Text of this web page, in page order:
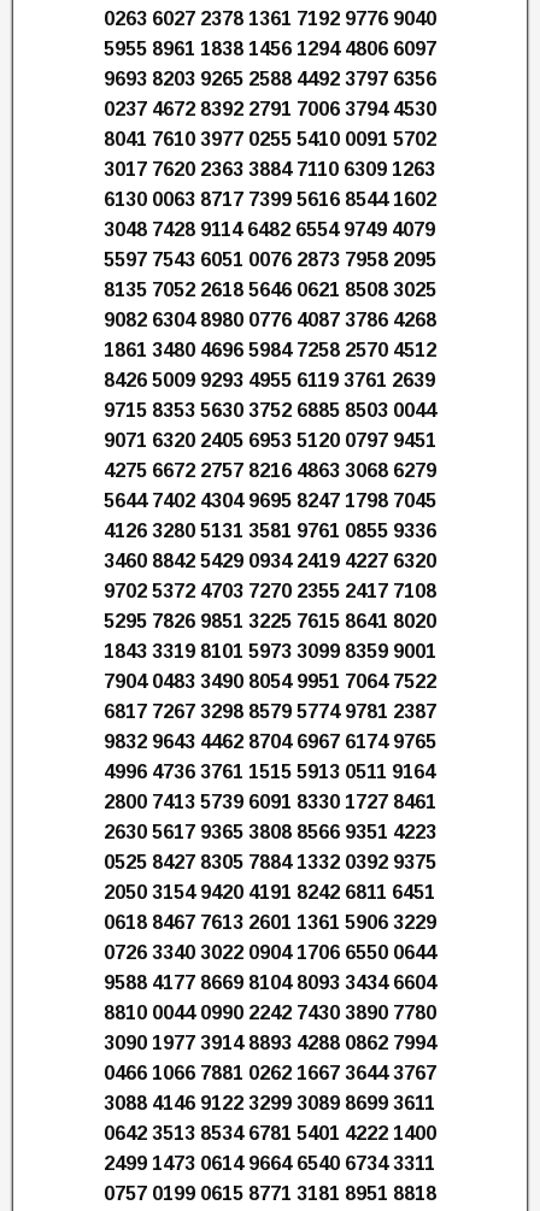
0263 6027 2378 1361 7192 9776 9040
5955 8961 1838 1456 1294 4806 6097
9693 8203 9265 2588 4492 3797 6356
0237 4672 8392 2791 7006 3794 4530
8041 7610 3977 0255 5410 0091 5702
3017 7620 2363 3884 7110 6309 1263
6130 0063 8717 7399 5616 8544 1602
3048 7428 9114 6482 6554 9749 4079
5597 7543 6051 0076 2873 7958 2095
8135 7052 2618 5646 0621 8508 3025
9082 6304 8980 0776 4087 3786 4268
1861 3480 4696 5984 7258 2570 4512
8426 5009 9293 4955 6119 3761 2639
9715 8353 5630 3752 6885 8503 0044
9071 6320 2405 6953 5120 0797 9451
4275 6672 2757 8216 4863 3068 6279
5644 7402 4304 9695 8247 1798 7045
4126 3280 5131 3581 9761 0855 9336
3460 8842 5429 0934 2419 4227 6320
9702 5372 4703 7270 2355 2417 7108
5295 7826 9851 3225 7615 8641 8020
1843 3319 8101 5973 3099 8359 9001
7904 0483 3490 8054 9951 7064 7522
6817 7267 3298 8579 5774 9781 2387
9832 9643 4462 8704 6967 6174 9765
4996 4736 3761 1515 5913 0511 9164
2800 7413 5739 6091 8330 1727 8461
2630 5617 9365 3808 8566 9351 4223
0525 8427 8305 7884 1332 0392 9375
2050 3154 9420 4191 8242 6811 6451
0618 8467 7613 2601 1361 5906 3229
0726 3340 3022 0904 1706 6550 0644
9588 4177 8669 8104 8093 3434 6604
8810 0044 0990 2242 7430 3890 7780
3090 1977 3914 8893 4288 0862 7994
0466 1066 7881 0262 1667 3644 3767
3088 4146 9122 3299 3089 8699 3611
0642 3513 8534 6781 5401 4222 1400
2499 1473 0614 9664 6540 6734 3311
0757 0199 0615 8771 3181 8951 8818